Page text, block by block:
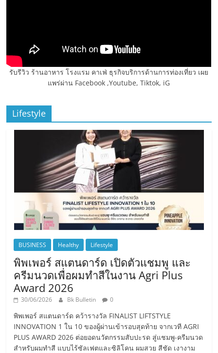
รับรีวิว ร้านอาหาร โรงแรม คาเฟ่ ธุรกิจบริการด้านการท่องเที่ยว เผย
แพร่ผ่าน Facebook ,Youtube, Tiktok, iG
Lifestyle
BUSINESS Healthy Lifestyle
พิพเพอร์ สแตนดาร์ด เปิดตัวแชมพู และ
ครีมนวดเพื่อผมทำสีในงาน Agri Plus
Award 2026
30/06/2026 Bk Bulletin 0
พิพเพอร์ สแตนดาร์ด คว้ารางวัล FINALIST LIFTSTYLE
INNOVATION 1 ใน 10 ของผู้ผ่านเข้ารอบสุดท้าย จากเวที AGRI
PLUS AWARD 2026 ต่อยอดนวัตกรรมสับปะรด สู่แชมพู-ครีมนวด
สำหรับผมทำสี แบบไร้ซัลเฟตและซิลิโคน ผมสวย สีชัด เงางาม